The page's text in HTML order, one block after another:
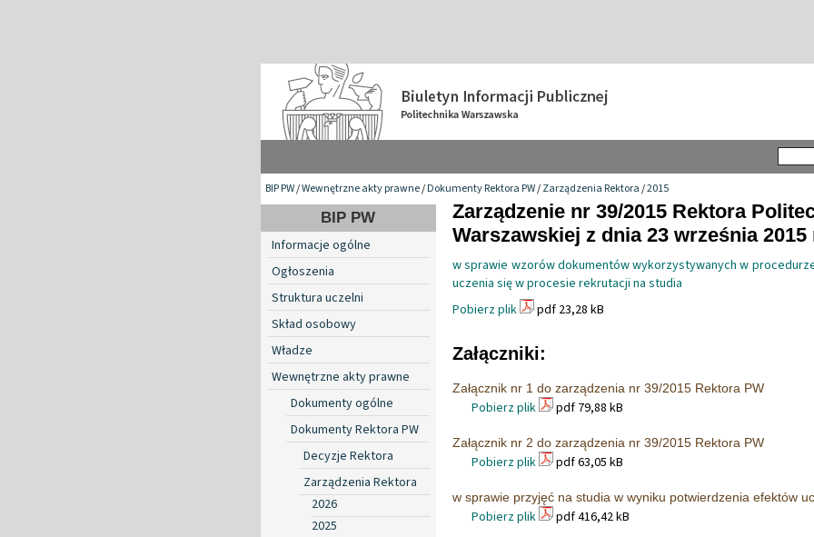
BIP PW/Wewnętrzne akty prawne/Dokumenty Rektora PW/Zarządzenia Rektora/2015
BIP PW
Informacje ogólne
Ogłoszenia
Struktura uczelni
Skład osobowy
Władze
Wewnętrzne akty prawne
Dokumenty ogólne
Dokumenty Rektora PW
Decyzje Rektora
Zarządzenia Rektora
2026
2025
Zarządzenie nr 39/2015 Rektora
Warszawskiej z dnia 23 września 2015
w sprawie wzorów dokumentów wykorzystywanych w
uczenia się w procesie rekrutacji na studia
Pobierz plik
pdf 23,28 kB
Załączniki:
Załącznik nr 1 do zarządzenia nr 39/2015 Rektora PW
Pobierz plik pdf 79,88 kB
Załącznik nr 2 do zarządzenia nr 39/2015 Rektora PW
Pobierz plik pdf 63,05 kB
w sprawie przyjęć na studia w wyniku potwierdzenia efektów
Pobierz plik pdf 416,42 kB